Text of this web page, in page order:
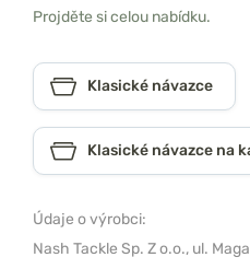
Projděte si celou nabídku.
Klasické návazce
Klasické návazce na
Údaje o výrobci:
Nash Tackle Sp. Z o.o., ul.